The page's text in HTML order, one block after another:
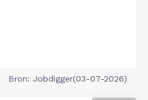
Bron: Jobdigger(03-07-2026)